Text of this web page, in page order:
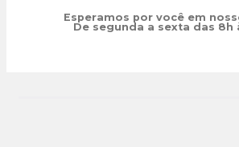
Esperamos por você em
De segunda a sexta das 8h